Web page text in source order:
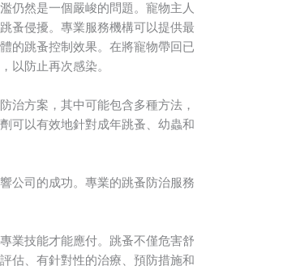
仍然是一個嚴峻的問題。寵物主人
蚤侵擾。專業服務機構可以提供最
的跳蚤控制效果。在將寵物帶回已
以防止再次感染。
治方案，其中可能包含多種方法，
可以有效地針對成年跳蚤、幼蟲和
公司的成功。專業的跳蚤防治服務
業技能才能應付。跳蚤不僅危害舒
估、有針對性的治療、預防措施和